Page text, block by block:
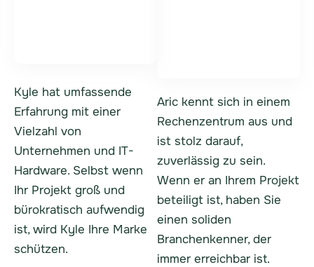
Kyle hat umfassende
Erfahrung mit einer
Vielzahl von
Unternehmen und IT-
Hardware. Selbst wenn
Ihr Projekt groß und
bürokratisch aufwendig
ist, wird Kyle Ihre Marke
schützen.
Aric kennt sich in einem
Rechenzentrum aus und
ist stolz darauf,
zuverlässig zu sein.
Wenn er an Ihrem Projekt
beteiligt ist, haben Sie
einen soliden
Branchenkenner, der
immer erreichbar ist.